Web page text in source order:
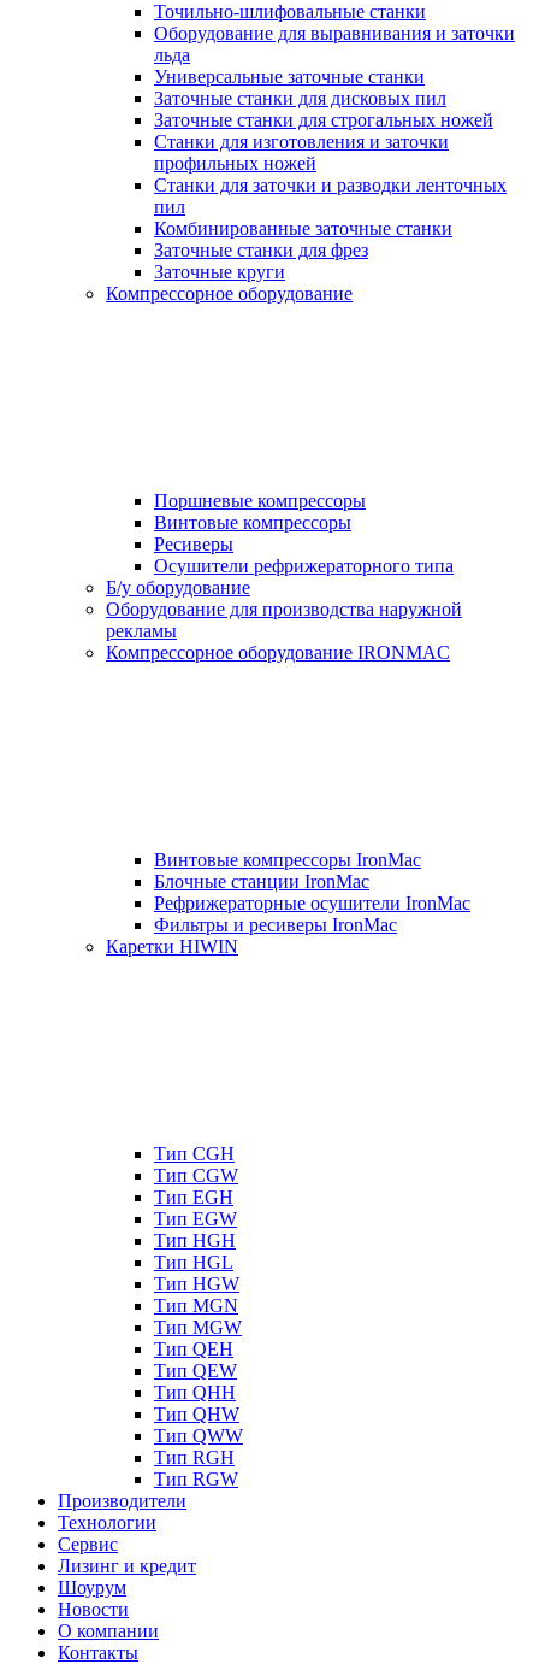
Точильно-шлифовальные станки
Оборудование для выравнивания и заточки
льда
Универсальные заточные станки
Заточные станки для дисковых пил
Заточные станки для строгальных ножей
Станки для изготовления и заточки
профильных ножей
Станки для заточки и разводки ленточных
пил
Комбинированные заточные станки
Заточные станки для фрез
Заточные круги
Компрессорное оборудование
Поршневые компрессоры
Винтовые компрессоры
Ресиверы
Осушители рефрижераторного типа
Б/у оборудование
Оборудование для производства наружной
рекламы
Компрессорное оборудование IRONMAC
Винтовые компрессоры IronMac
Блочные станции IronMac
Рефрижераторные осушители IronMac
Фильтры и ресиверы IronMac
Каретки HIWIN
Тип CGH
Тип CGW
Тип EGH
Тип EGW
Тип HGH
Тип HGL
Тип HGW
Тип MGN
Тип MGW
Тип QEH
Тип QEW
Тип QHH
Тип QHW
Тип QWW
Тип RGH
Тип RGW
Производители
Технологии
Сервис
Лизинг и кредит
Шоурум
Новости
О компании
Контакты